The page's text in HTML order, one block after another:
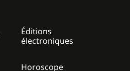
Éditions
électroniques
Horoscope